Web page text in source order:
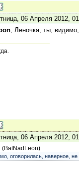
06 Апреля 2012,
, Леночка, ты,
06 Апреля 2012,
(BatNadLeon)
оговорилась, наверное,